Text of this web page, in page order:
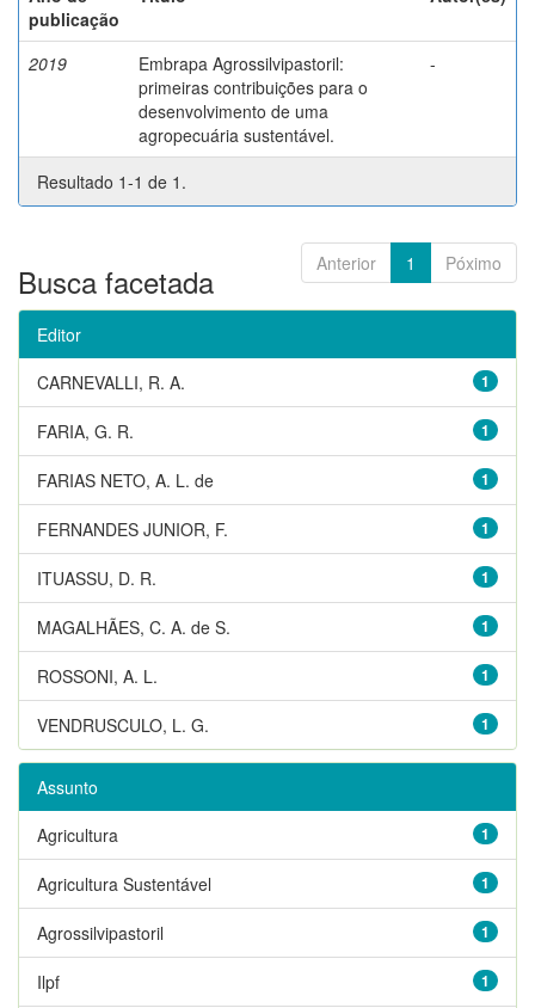
publicação
2019
Embrapa Agrossilvipastoril:
primeiras contribuições para o
desenvolvimento de uma
agropecuária sustentável.
-
Resultado 1-1 de 1.
Anterior 1 Póximo
Busca facetada
Editor
1
CARNEVALLI, R. A.
1
FARIA, G. R.
1
FARIAS NETO, A. L. de
1
FERNANDES JUNIOR, F.
1
ITUASSU, D. R.
1
MAGALHÃES, C. A. de S.
1
ROSSONI, A. L.
1
VENDRUSCULO, L. G.
Assunto
1
Agricultura
1
Agricultura Sustentável
1
Agrossilvipastoril
1
Ilpf